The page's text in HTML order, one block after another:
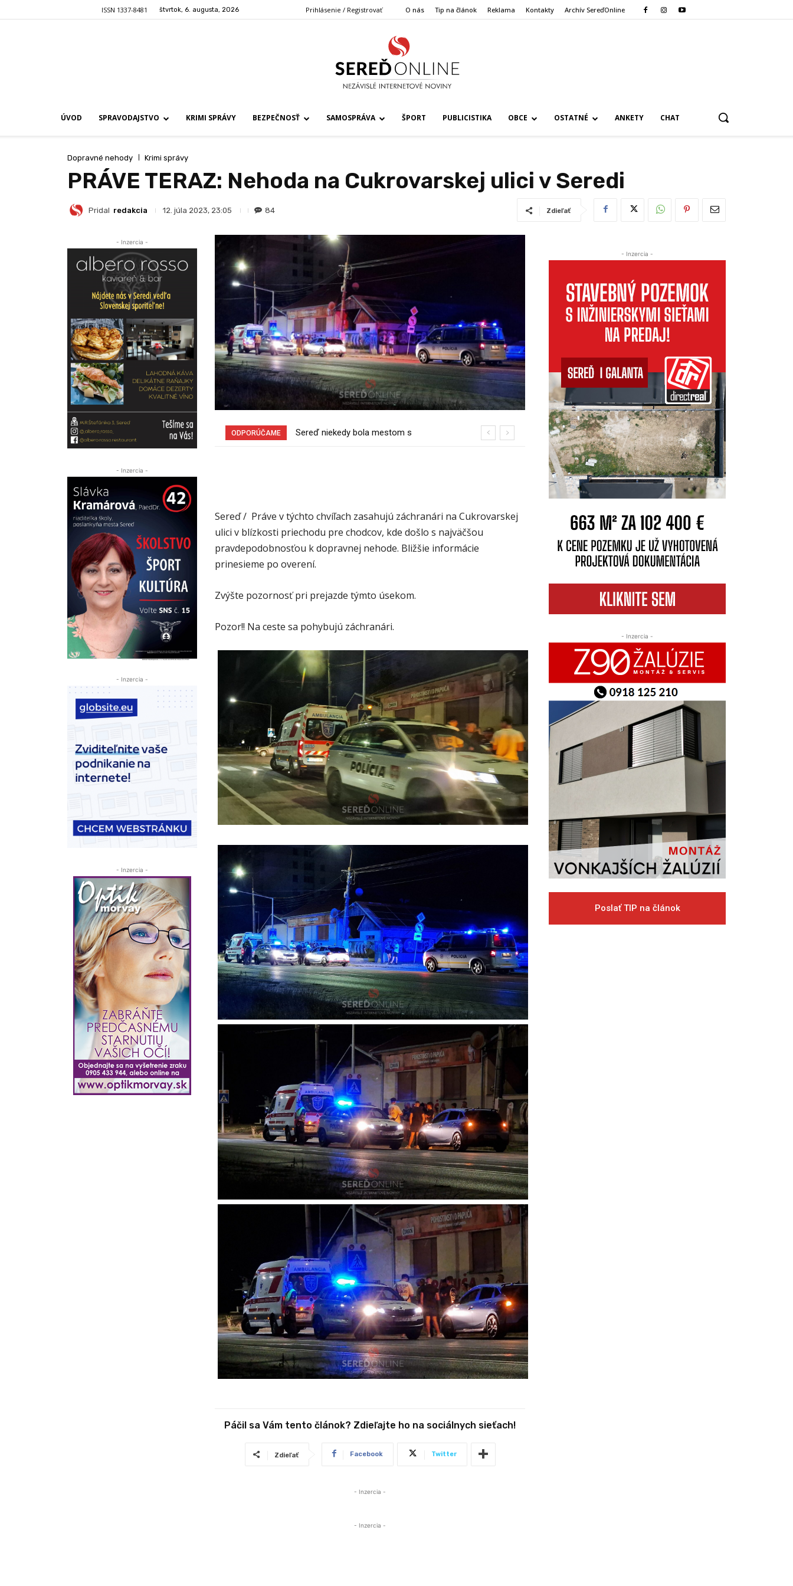
ISSN 1337-8481 štvrtok, 6. augusta, 2026 Prihlásenie / Registrovať O nás Tip na článok Reklama Kontakty Archív SereďOnline
ÚVOD SPRAVODAJSTVO KRIMI SPRÁVY BEZPEČNOSŤ SAMOSPRÁVA ŠPORT PUBLICISTIKA OBCE OSTATNÉ ANKETY CHAT
Dopravné nehody Krimi správy
PRÁVE TERAZ: Nehoda na Cukrovarskej ulici v Seredi
Pridal redakcia 12. júla 2023, 23:05 84 Zdieľať
- Inzercia -
- Inzercia -
- Inzercia -
- Inzercia -
ODPORÚČAME
Pri venčení na Jesenského ulici mal
Sereď / Práve v týchto chvíľach zasahujú záchranári na Cukrovarskej
ulici v blízkosti priechodu pre chodcov, kde došlo s najväčšou
pravdepodobnosťou k dopravnej nehode. Bližšie informácie
prinesieme po overení.
Zvýšte pozornosť pri prejazde týmto úsekom.
Pozor!! Na ceste sa pohybujú záchranári.
Páčil sa Vám tento článok? Zdieľajte ho na sociálnych sieťach!
Zdieľať Facebook Twitter
- Inzercia -
- Inzercia -
- Inzercia -
- Inzercia -
Poslať TIP na článok